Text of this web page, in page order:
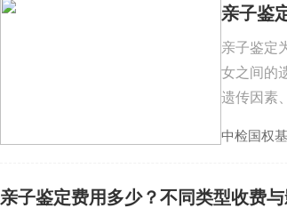
亲子鉴
亲子鉴定
女之间的
遗传因素
中检国权
亲子鉴定费用多少？不同类型收费